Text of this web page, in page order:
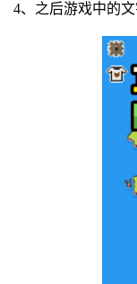
4、之后游戏中的文